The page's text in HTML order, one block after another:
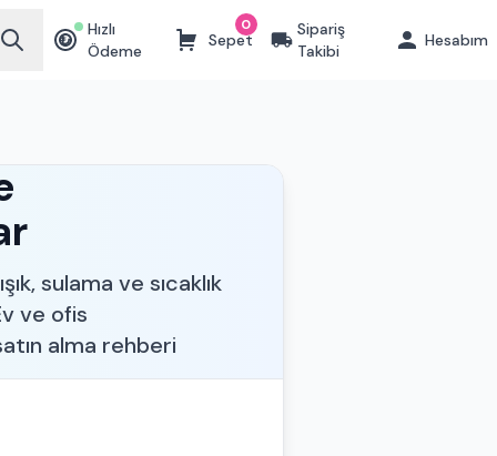
₺
Hızlı
Ödeme
Sepet
0
Sipariş
Takibi
Hesabım
sulama ve sıcaklık
ve ofis
alma rehberi